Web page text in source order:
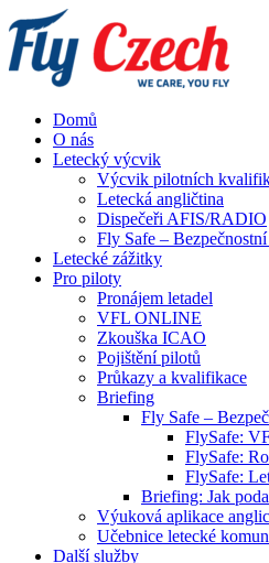
Domů
O nás
Letecký výcvik
Výcvik pilotních
Letecká angličtina
Dispečeři AFIS/RADIO
Fly Safe –
Letecké zážitky
Pro piloty
Pronájem letadel
VFL ONLINE
Zkouška ICAO
Pojištění pilotů
Průkazy a kvalifikace
Briefing
Fly Safe –
FlySafe:
FlySafe:
FlySafe:
Briefing: Jak
Výuková aplikace
Učebnice letecké
Další služby